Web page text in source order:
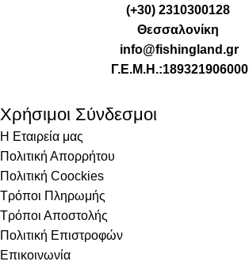
(+30) 2310300128
Θεσσαλονίκη
info@fishingland.gr
Γ.Ε.Μ.Η.:189321906000
Χρήσιμοι Σύνδεσμοι
Η Εταιρεία μας
Πολιτική Απορρήτου
Πολιτική Coockies
Τρόποι Πληρωμής
Τρόποι Αποστολής
Πολιτική Επιστροφών
Επικοινωνία